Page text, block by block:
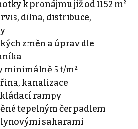
k pronájmu již od 1152 m²
dílna, distribuce,
změn a úprav dle
minimálně 5 t/m²
kanalizace
rampy
tepelným čerpadlem
saharami